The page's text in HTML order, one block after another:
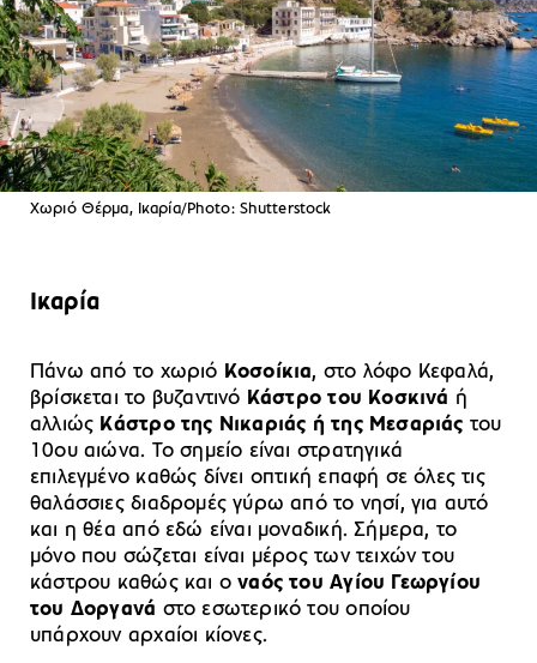
Χωριό Θέρμα, Ικαρία/Photo: Shutterstock
Ικαρία
Πάνω από το χωριό Κοσοίκια, στο λόφο Κεφαλά,
βρίσκεται το βυζαντινό Κάστρο του Κοσκινά ή
αλλιώς Κάστρο της Νικαριάς ή της Μεσαριάς του
10ου αιώνα. Το σημείο είναι στρατηγικά
επιλεγμένο καθώς δίνει οπτική επαφή σε όλες τις
θαλάσσιες διαδρομές γύρω από το νησί, για αυτό
και η θέα από εδώ είναι μοναδική. Σήμερα, το
μόνο που σώζεται είναι μέρος των τειχών του
κάστρου καθώς και οναός του Αγίου Γεωργίου
του Δοργανά στο εσωτερικό του οποίου
υπάρχουν αρχαίοι κίονες.